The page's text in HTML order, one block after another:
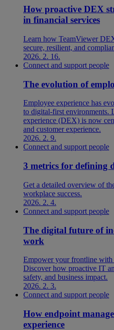
How proactive DEX
in financial services
Learn how TeamViewer
secure, resilient, and
2026. 2. 16.
Connect and support people
The evolution of
Employee experience has
to digital-first environments.
experience (DEX) is now
and customer experience.
2026. 2. 9.
Connect and support people
3 metrics for defining
Get a detailed overview of
workplace success.
2026. 2. 4.
Connect and support people
The digital future of
work
Empower your frontline with
Discover how proactive IT
safety, and business impact.
2026. 2. 3.
Connect and support people
How endpoint
experience